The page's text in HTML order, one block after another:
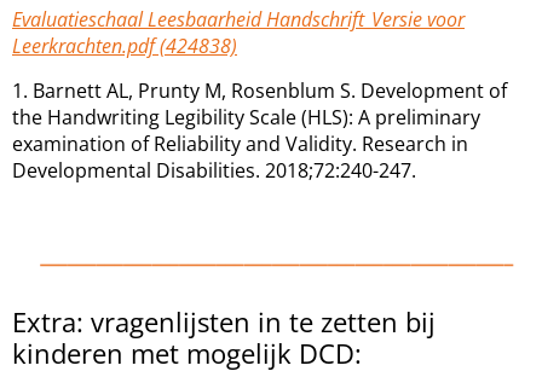
Evaluatieschaal Leesbaarheid Handschrift_Versie voor
Leerkrachten.pdf (424838)
1. Barnett AL, Prunty M, Rosenblum S. Development of
the Handwriting Legibility Scale (HLS): A preliminary
examination of Reliability and Validity. Research in
Developmental Disabilities. 2018;72:240-247.
Extra: vragenlijsten in te zetten bij
kinderen met mogelijk DCD: